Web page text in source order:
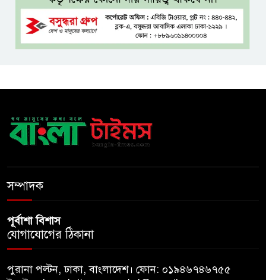
মাদরাসাশিক্ষার্থীর খাবারের
আয়োজন করলেন প্রতিমন্ত্রী টুকু
কাছে শত কোটি টাকা ক্ষতিপূরণ
দাবি
ধ্বংসস্তূপের ওপরই বারবার ক্ষমতায়
সম্পাদক
পূর্বাশা বিশাস
যোগাযোগের ঠিকানা
পুরানা পল্টন, ঢাকা, বাংলাদেশ। ফোন: ০১৯৪৬৭৪৬৭৫৫